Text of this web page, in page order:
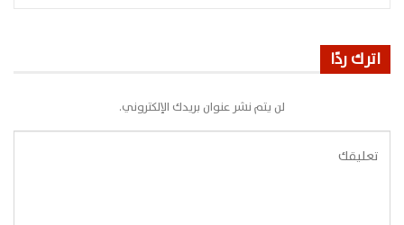
اترك ردًا
لن يتم نشر عنوان بريدك الإلكتروني.